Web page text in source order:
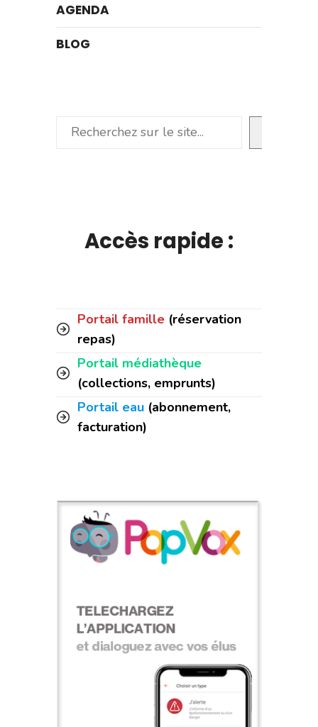
AGENDA
BLOG
Rechercher
Accès rapide :
Portail famille (réservation
repas)
Portail médiathèque
(collections, emprunts)
Portail eau (abonnement,
facturation)